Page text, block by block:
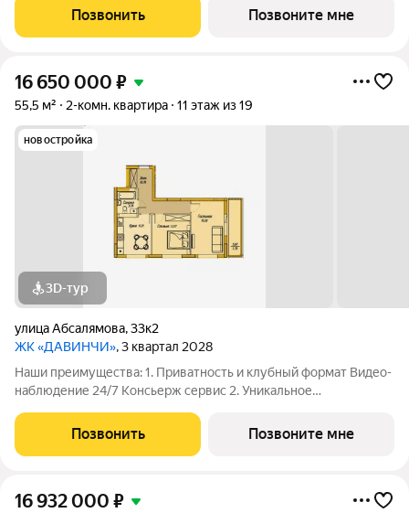
этаже Библиотека Спортивная зона Детский уголок 3.
Комфортный паркинг Закрытый паркинг на 1
Позвонить Позвоните мне
16 650 000 ₽
55,5 м² 2-комн. квартира 11 этаж из 19
новостройка
3D-тур
улица Абсалямова,33к2
ЖК «ДАВИНЧИ», 3 квартал 2028
Наши преимущества: 1. Приватность и клубный формат Видео-
наблюдение 24/7 Консьерж сервис 2. Уникальное
этаже Библиотека Спортивная зона Детский уголок 3.
Комфортный паркинг Закрытый паркинг на 1
Позвонить Позвоните мне
16 932 000 ₽